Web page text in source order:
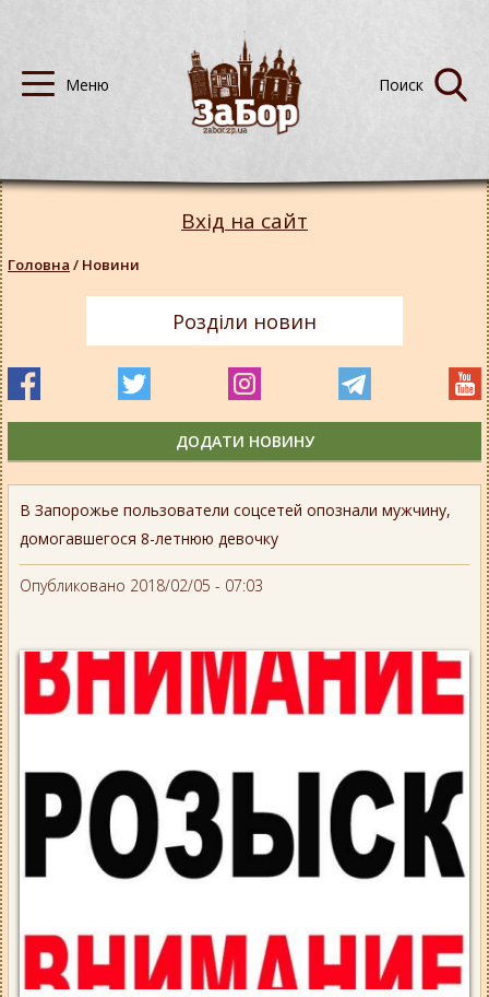
В Запорожье пользователи соцсетей опознали мужчину,
домогавшегося 8-летнюю девочку
Опубликовано 2018/02/05 - 07:03
Вхід на сайт
Головна / Новини
Розділи новин
ДОДАТИ НОВИНУ